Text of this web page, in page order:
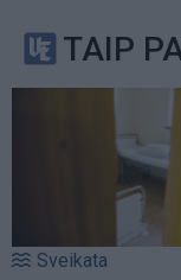
TAIP
Sveikata